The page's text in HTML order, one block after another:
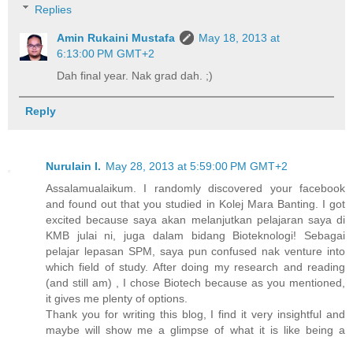
Replies
Amin Rukaini Mustafa
May 18, 2013 at
6:13:00 PM GMT+2
Dah final year. Nak grad dah. ;)
Reply
Nurulain I. May 28, 2013 at 5:59:00 PM GMT+2
Assalamualaikum. I randomly discovered your facebook
and found out that you studied in Kolej Mara Banting. I got
excited because saya akan melanjutkan pelajaran saya di
KMB julai ni, juga dalam bidang Bioteknologi! Sebagai
pelajar lepasan SPM, saya pun confused nak venture into
which field of study. After doing my research and reading
(and still am) , I chose Biotech because as you mentioned,
it gives me plenty of options.
Thank you for writing this blog, I find it very insightful and
maybe will show me a glimpse of what it is like being a